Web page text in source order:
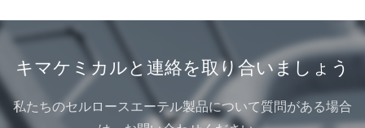
キマケミカルと連絡を取り合いましょう
私たちのセルロースエーテル製品について質問がある場合